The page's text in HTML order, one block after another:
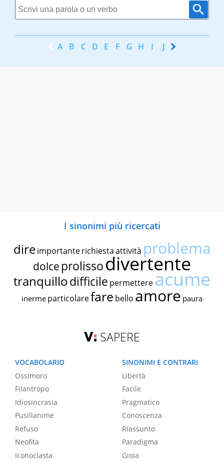
A B C D E F G H I J K
I sinonimi più ricercati
dire importante richiestaattività problema
dolce prolissodivertente
tranquillodifficile permettereacume
inerme particolarefare bello amore paura
SAPERE
VOCABOLARIO
Ossimoro
Filantropo
Idiosincrasia
Pusillanime
Refuso
Neofita
Iconoclasta
SINONIMI E CONTRARI
Libertà
Facile
Pragmatico
Conoscenza
Riassunto
Paradigma
Gioia